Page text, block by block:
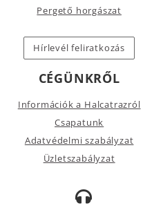
Pergető horgászat
Hírlevél feliratkozás
CÉGÜNKRŐL
Információk a Halcatrazról
Csapatunk
Adatvédelmi szabályzat
Üzletszabályzat